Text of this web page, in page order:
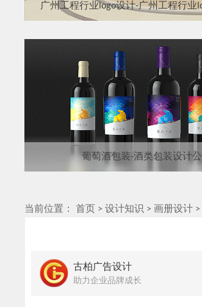
广州工程行业logo设计-广州工程行业
葡萄酒包装-酒类包装设计公
当前位置： 首页 >设计知识 > 画册设计
古柏广告设计
助力企业品牌成长